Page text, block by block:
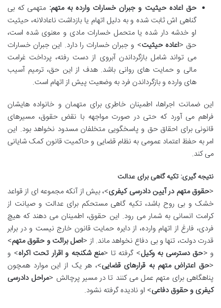
حق اعاده حیثیت و جبران خسارات وارده به متهم: متهمی که بی
گناهی اش ثابت شده و به دلیل اتهام یا بازداشت ناعادلانه، حیثیت
او خدشه دار شده یا متحمل خسارات مادی و معنوی شده است،
حق <اعاده حیثیت> و جبران خسارات را دارد. این جبران خسارات
می تواند شامل بازگرداندن آبروی از دست رفته، پرداخت غرامت
مالی و حمایت های روانی باشد. هدف از این حق، ترمیم آسیب
های وارده و بازگرداندن فرد به وضعیت پیش از اتهام است.
این ضمانت اجراها، اطمینان خاطری برای متهمان و خانواده هایشان
فراهم می آورد که حتی در صورت مواجهه با نقض حقوق، مسیرهای
قانونی برای احقاق حق و پاسخگویی متخلفان مسدود نخواهد بود. این
امر به حفظ اعتماد عمومی به نظام قضایی و حاکمیت قانون کمک شایانی
می کند.
نتیجه گیری: تکیه گاهی برای عدالت
<حقوق متهم در آیین دادرسی کیفری>، بیش از آنکه مجموعه ای از قواعد
خشک و بی روح باشد، تکیه گاهی مستحکم برای عدالت و صیانت از
کرامت انسانی به شمار می رود. این حقوق، اطمینان می دهند که هیچ
فردی، فارغ از اتهام وارده، از دایره حمایت قانون خارج نیست و در برابر
قدرت دولت، تنها و بی دفاع نخواهد ماند. از <اصل برائت و حقوق متهم>
و <حق دسترسی به وکیل> گرفته تا <منع شکنجه و اقرار تحت اکراه> و
<حق اعتراض متهم به قرارهای قضایی>، هر یک از این موارد همچون
پناهگاهی برای متهم عمل می کنند تا در مسیر پرچالش <مراحل دادرسی
کیفری و حقوق دفاعی> او نادیده گرفته نشود.